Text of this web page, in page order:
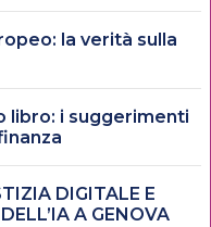
la verità sulla
libro: i suggerimenti
DIGITALE E
A GENOVA